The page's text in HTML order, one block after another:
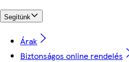
Segítünk
Árak
Biztonságos online rendelés